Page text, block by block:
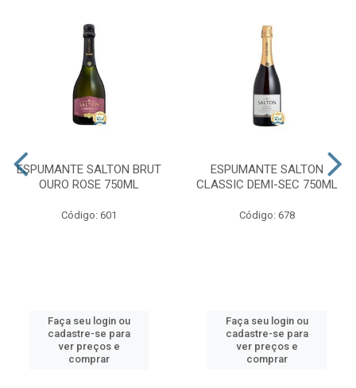
ESPUMANTE SALTON BRUT
OURO ROSE 750ML
Código: 601
Faça seu login ou
cadastre-se para
ver preços e
comprar
ESPUMANTE SALTON
CLASSIC DEMI-SEC 750ML
Código: 678
Faça seu login ou
cadastre-se para
ver preços e
comprar